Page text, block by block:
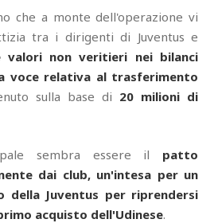
che a monte dell'operazione vi
tra i dirigenti di Juventus e
valori non veritieri nei bilanci
voce relativa al trasferimento
sulla base di 20 milioni di
sembra essere il patto
dai club, un'intesa per un
Juventus per riprendersi
acquisto dell'Udinese.